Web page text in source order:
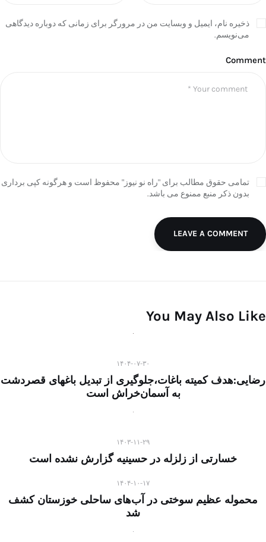
ذخیره نام، ایمیل و وبسایت من در مرورگر برای زمانی که دوباره دیدگاهی
می‌نویسم.
Comment
تمامی حقوق مطالب برای "راه نو نیوز" محفوظ است و هرگونه کپی برداری
بدون ذکر منبع ممنوع می باشد.
LEAVE A COMMENT
You May Also Like
۱۴۰۴-۰۷-۳۰
رضایی:هدف کمیته باغات،جلوگیری از تبدیل باغهای قصردشت
به آسمان‌خراش است
۱۴۰۳-۱۱-۲۹
خسارتی از زلزله در حسینیه گزارش نشده است
۱۴۰۴-۱۰-۱۷
محموله عظیم سوختی در آب‌های ساحلی خوزستان کشف
شد